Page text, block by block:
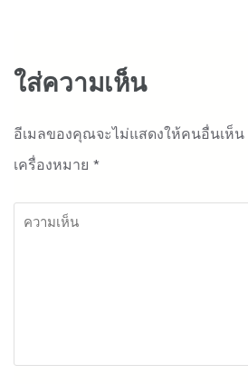
ใส่ความเห็น
อีเมลของคุณจะไม่แสดงให้คนอื่นเห็น
เครื่องหมาย *